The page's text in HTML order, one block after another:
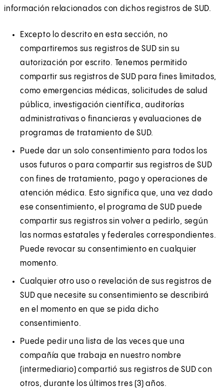
información relacionados con dichos registros de SUD.
Excepto lo descrito en esta sección, no
compartiremos sus registros de SUD sin su
autorización por escrito. Tenemos permitido
compartir sus registros de SUD para fines limitados,
como emergencias médicas, solicitudes de salud
pública, investigación científica, auditorías
administrativas o financieras y evaluaciones de
programas de tratamiento de SUD.
Puede dar un solo consentimiento para todos los
usos futuros o para compartir sus registros de SUD
con fines de tratamiento, pago y operaciones de
atención médica. Esto significa que, una vez dado
ese consentimiento, el programa de SUD puede
compartir sus registros sin volver a pedirlo, según
las normas estatales y federales correspondientes.
Puede revocar su consentimiento en cualquier
momento.
Cualquier otro uso o revelación de sus registros de
SUD que necesite su consentimiento se describirá
en el momento en que se pida dicho
consentimiento.
Puede pedir una lista de las veces que una
compañía que trabaja en nuestro nombre
(intermediario) compartió sus registros de SUD con
otros, durante los últimos tres (3) años.